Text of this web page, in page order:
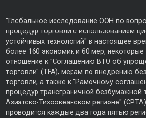
"Глобальное исследование ООН по
процедур торговли с использованием
устойчивых технологий" в настоящее
более 160 экономик и 60 мер,
отношение к "Соглашению ВТО об
торговли" (TFA), мерам по внедрению
торговли, а также к "Рамочному
процедур трансграничной безбумажной
Азиатско-Тихоокеанском регионе"
проводится каждые два года пятью